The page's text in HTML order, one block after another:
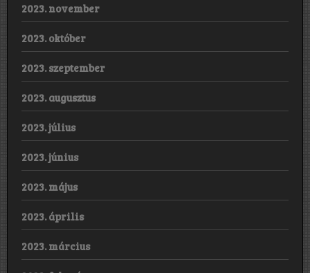
2023. november
2023. október
2023. szeptember
2023. augusztus
2023. július
2023. június
2023. május
2023. április
2023. március